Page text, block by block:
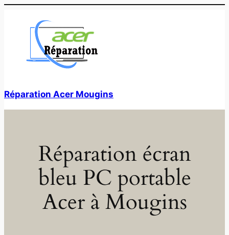
contenu
Réparation Acer Mougins
Réparation écran
bleu PC portable
Acer à Mougins